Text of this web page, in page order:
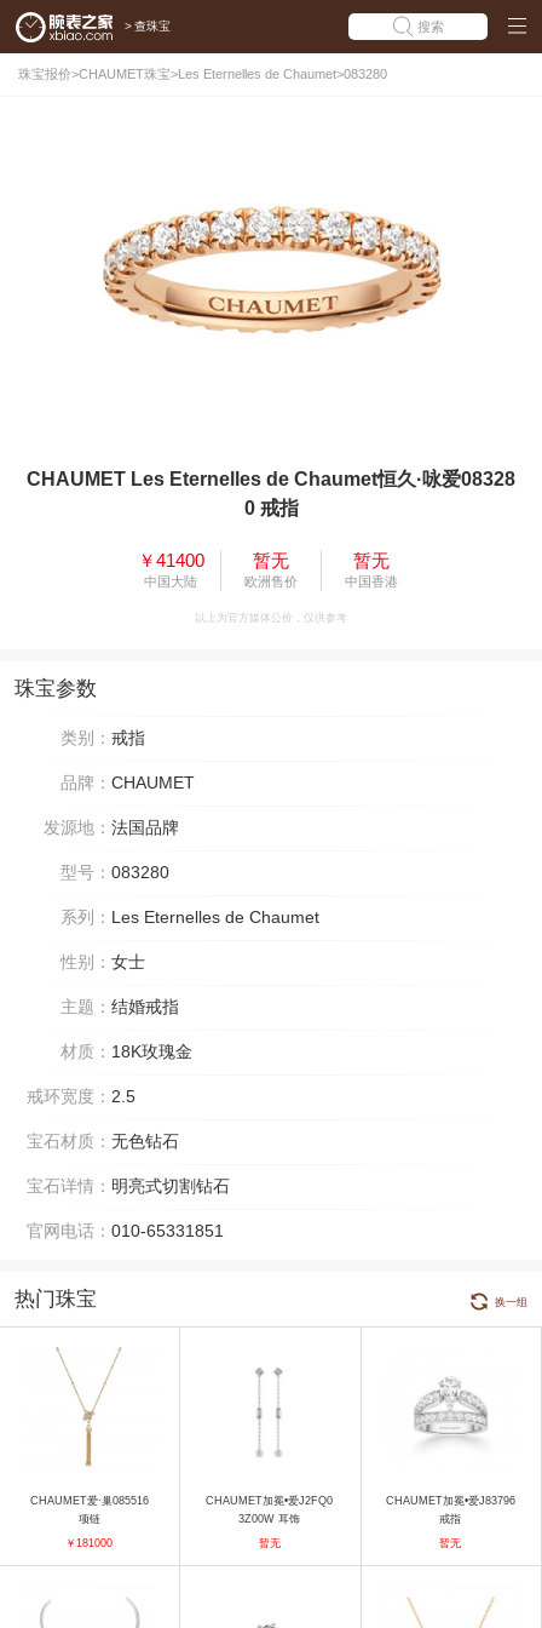
> 查珠宝 搜索
珠宝报价>CHAUMET珠宝>Les Eternelles de Chaumet>083280
CHAUMET Les Eternelles de Chaumet恒久·咏爱08328
0 戒指
￥41400
中国大陆
暂无
欧洲售价
暂无
中国香港
以上为官方媒体公价，仅供参考
珠宝参数
类别： 戒指
品牌： CHAUMET
发源地： 法国品牌
型号： 083280
系列： Les Eternelles de Chaumet
性别： 女士
主题： 结婚戒指
材质： 18K玫瑰金
戒环宽度： 2.5
宝石材质： 无色钻石
宝石详情： 明亮式切割钻石
官网电话： 010-65331851
热门珠宝 换一组
CHAUMET爱·巢085516
项链
￥181000
CHAUMET加冕•爱J2FQ0
3Z00W 耳饰
暂无
CHAUMET加冕•爱J83796
戒指
暂无